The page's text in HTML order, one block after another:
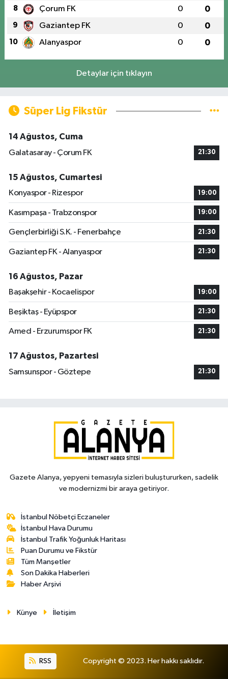
8 Çorum FK 0 0
9 Gaziantep FK 0 0
10 Alanyaspor 0 0
Detaylar için tıklayın
Süper Lig Fikstür
14 Ağustos, Cuma
Galatasaray - Çorum FK
21:30
15 Ağustos, Cumartesi
Konyaspor - Rizespor
19:00
Kasımpaşa - Trabzonspor 19:00
Gençlerbirliği S.K. - Fenerbahçe 21:30
Gaziantep FK - Alanyaspor 21:30
16 Ağustos, Pazar
Başakşehir - Kocaelispor
19:00
Beşiktaş - Eyüpspor 21:30
Amed - Erzurumspor FK 21:30
17 Ağustos, Pazartesi
Samsunspor - Göztepe
21:30
Gazete Alanya, yepyeni temasıyla sizleri buluştururken, sadelik
ve modernizmi bir araya getiriyor.
İstanbul Nöbetçi Eczaneler
İstanbul Hava Durumu
İstanbul Trafik Yoğunluk Haritası
Puan Durumu ve Fikstür
Tüm Manşetler
Son Dakika Haberleri
Haber Arşivi
Künye İletişim
RSS Copyright © 2023. Her hakkı saklıdır.